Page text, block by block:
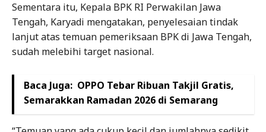
Sementara itu, Kepala BPK RI Perwakilan Jawa
Tengah, Karyadi mengatakan, penyelesaian tindak
lanjut atas temuan pemeriksaan BPK di Jawa Tengah,
sudah melebihi target nasional.
Baca Juga: OPPO Tebar Ribuan Takjil Gratis,
Semarakkan Ramadan 2026 di Semarang